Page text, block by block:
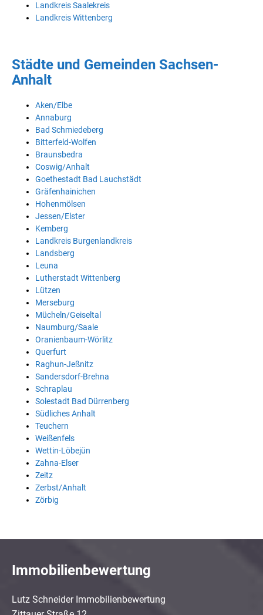
Landkreis Saalekreis
Landkreis Wittenberg
Städte und Gemeinden Sachsen-
Anhalt
Aken/Elbe
Annaburg
Bad Schmiedeberg
Bitterfeld-Wolfen
Braunsbedra
Coswig/Anhalt
Goethestadt Bad Lauchstädt
Gräfenhainichen
Hohenmölsen
Jessen/Elster
Kemberg
Landkreis Burgenlandkreis
Landsberg
Leuna
Lutherstadt Wittenberg
Lützen
Merseburg
Mücheln/Geiseltal
Naumburg/Saale
Oranienbaum-Wörlitz
Querfurt
Raghun-Jeßnitz
Sandersdorf-Brehna
Schraplau
Solestadt Bad Dürrenberg
Südliches Anhalt
Teuchern
Weißenfels
Wettin-Löbejün
Zahna-Elser
Zeitz
Zerbst/Anhalt
Zörbig
Immobilienbewertung
Lutz Schneider Immobilienbewertung